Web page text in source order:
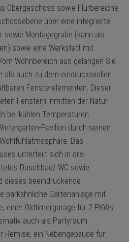
Obergeschoss sowie Flurbereiche.
über eine integrierte
sowie Montagegrube (kann als
sowie eine Werkstatt mit
Wohnbereich aus gelangen Sie
als auch zu dem eindrucksvollen
Fensterelementen. Dieser
Fenstern inmitten der Natur
bei kühlen Temperaturen
Pavillon durch seinen
Das
unterteilt sich in drei
Duschbad/ WC sowie
dieses beeindruckende
parkähnliche Gartenanlage mit
einer Oldtimergarage für 2 PKWs
auch als Partyraum
Remise, ein Nebengebäude für